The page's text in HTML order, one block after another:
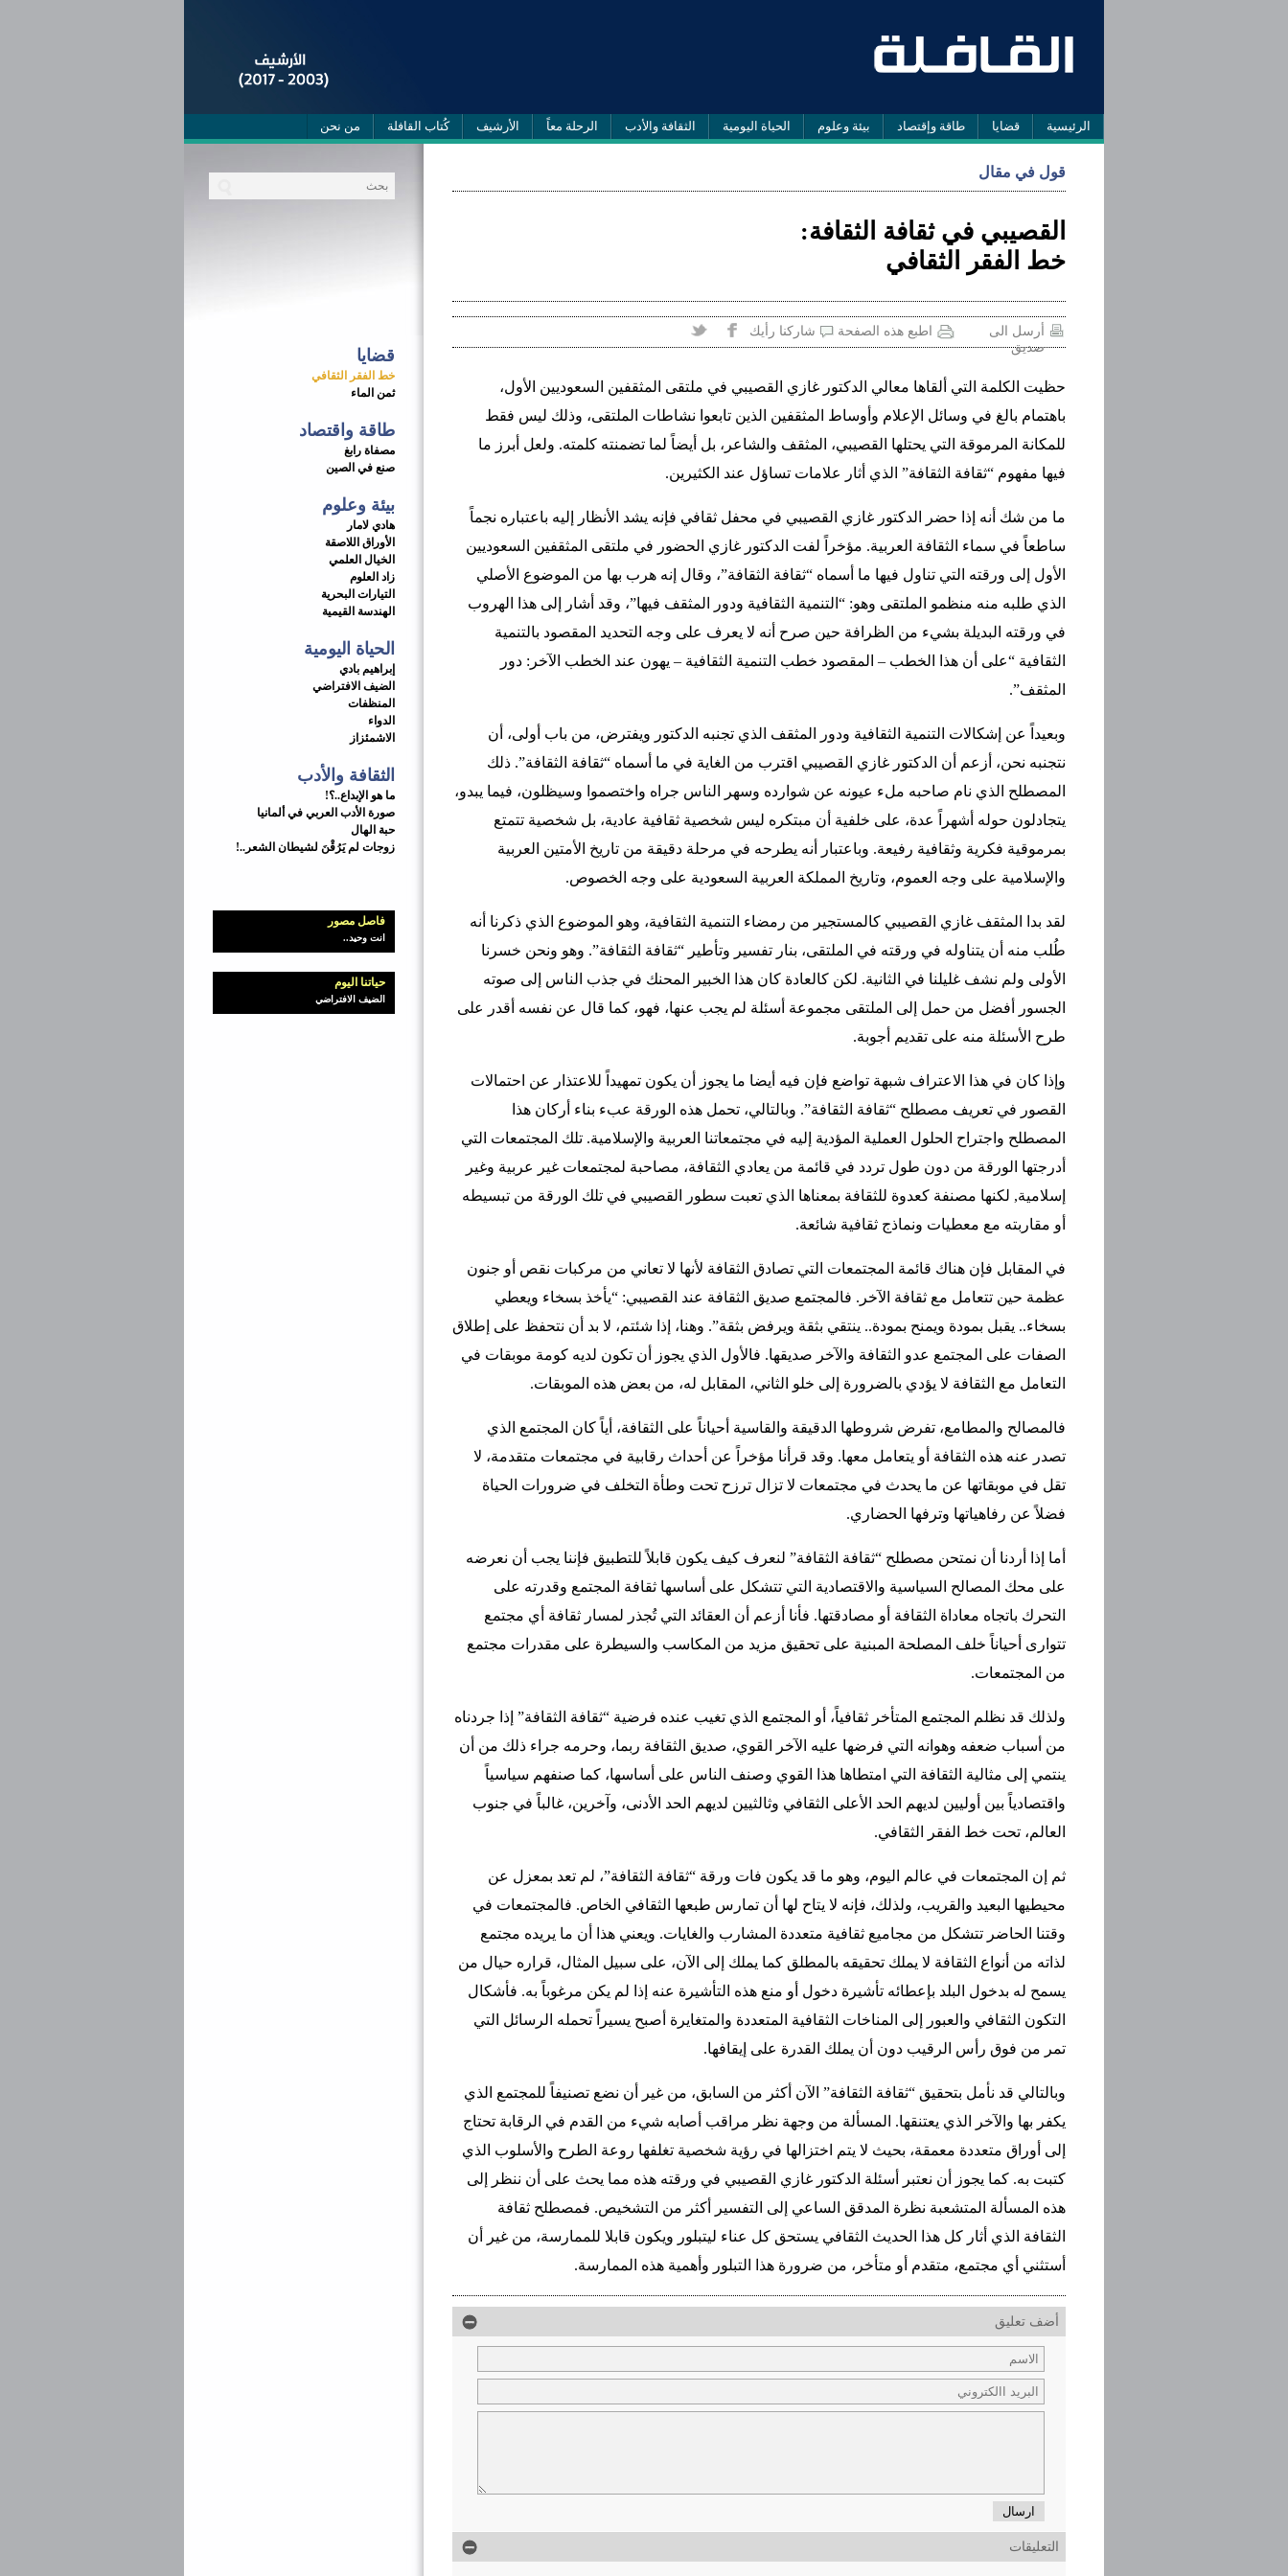
الرئيسية قضايا طاقة وإقتصاد بيئة وعلوم الحياة اليومية الثقافة والأدب الرحلة معاً الأرشيف كُتاب القافلة من نحن
قضايا
خط الفقر الثقافي
ثمن الماء
طاقة واقتصاد
مصفاة رابغ
صنع في الصين
بيئة وعلوم
هادي لامار
الأوراق اللاصقة
الخيال العلمي
زاد العلوم
التيارات البحرية
الهندسة القيمية
الحياة اليومية
إبراهيم بادي
الضيف الافتراضي
المنظفات
الدواء
الاشمئزاز
الثقافة والأدب
ما هو الإبداع..؟!
صورة الأدب العربي في ألمانيا
حبة الهال
زوجات لم يَرُقْنَ لشيطان الشعر..!
فاصل مصور
انت وحيد..
حياتنا اليوم
الضيف الافتراضي
قول في مقال
القصيبي في ثقافة الثقافة:
خط الفقر الثقافي
أرسل الى
صديق
اطبع هذه الصفحة شاركنا رأيك
حظيت الكلمة التي ألقاها معالي الدكتور غازي القصيبي في ملتقى المثقفين السعوديين الأول،
باهتمام بالغ في وسائل الإعلام وأوساط المثقفين الذين تابعوا نشاطات الملتقى، وذلك ليس فقط
للمكانة المرموقة التي يحتلها القصيبي، المثقف والشاعر، بل أيضاً لما تضمنته كلمته. ولعل أبرز ما
فيها مفهوم “ثقافة الثقافة” الذي أثار علامات تساؤل عند الكثيرين.
ما من شك أنه إذا حضر الدكتور غازي القصيبي في محفل ثقافي فإنه يشد الأنظار إليه باعتباره نجماً
ساطعاً في سماء الثقافة العربية. مؤخراً لفت الدكتور غازي الحضور في ملتقى المثقفين السعوديين
الأول إلى ورقته التي تناول فيها ما أسماه “ثقافة الثقافة”، وقال إنه هرب بها من الموضوع الأصلي
الذي طلبه منه منظمو الملتقى وهو: “التنمية الثقافية ودور المثقف فيها”، وقد أشار إلى هذا الهروب
في ورقته البديلة بشيء من الظرافة حين صرح أنه لا يعرف على وجه التحديد المقصود بالتنمية
الثقافية “على أن هذا الخطب – المقصود خطب التنمية الثقافية – يهون عند الخطب الآخر: دور
المثقف”.
وبعيداً عن إشكالات التنمية الثقافية ودور المثقف الذي تجنبه الدكتور ويفترض، من باب أولى، أن
نتجنبه نحن، أزعم أن الدكتور غازي القصيبي اقترب من الغاية في ما أسماه “ثقافة الثقافة”. ذلك
المصطلح الذي نام صاحبه ملء عيونه عن شوارده وسهر الناس جراه واختصموا وسيظلون، فيما يبدو،
يتجادلون حوله أشهراً عدة، على خلفية أن مبتكره ليس شخصية ثقافية عادية، بل شخصية تتمتع
بمرموقية فكرية وثقافية رفيعة. وباعتبار أنه يطرحه في مرحلة دقيقة من تاريخ الأمتين العربية
والإسلامية على وجه العموم، وتاريخ المملكة العربية السعودية على وجه الخصوص.
لقد بدا المثقف غازي القصيبي كالمستجير من رمضاء التنمية الثقافية، وهو الموضوع الذي ذكرنا أنه
طُلب منه أن يتناوله في ورقته في الملتقى، بنار تفسير وتأطير “ثقافة الثقافة”. وهو ونحن خسرنا
الأولى ولم نشف غليلنا في الثانية. لكن كالعادة كان هذا الخبير المحنك في جذب الناس إلى صوته
الجسور أفضل من حمل إلى الملتقى مجموعة أسئلة لم يجب عنها، فهو، كما قال عن نفسه أقدر على
طرح الأسئلة منه على تقديم أجوبة.
وإذا كان في هذا الاعتراف شبهة تواضع فإن فيه أيضا ما يجوز أن يكون تمهيداً للاعتذار عن احتمالات
القصور في تعريف مصطلح “ثقافة الثقافة”. وبالتالي، تحمل هذه الورقة عبء بناء أركان هذا
المصطلح واجتراح الحلول العملية المؤدية إليه في مجتمعاتنا العربية والإسلامية. تلك المجتمعات التي
أدرجتها الورقة من دون طول تردد في قائمة من يعادي الثقافة، مصاحبة لمجتمعات غير عربية وغير
إسلامية, لكنها مصنفة كعدوة للثقافة بمعناها الذي تعبت سطور القصيبي في تلك الورقة من تبسيطه
أو مقاربته مع معطيات ونماذج ثقافية شائعة.
في المقابل فإن هناك قائمة المجتمعات التي تصادق الثقافة لأنها لا تعاني من مركبات نقص أو جنون
عظمة حين تتعامل مع ثقافة الآخر. فالمجتمع صديق الثقافة عند القصيبي: “يأخذ بسخاء ويعطي
بسخاء.. يقبل بمودة ويمنح بمودة.. ينتقي بثقة ويرفض بثقة”. وهنا، إذا شئتم، لا بد أن نتحفظ على إطلاق
الصفات على المجتمع عدو الثقافة والآخر صديقها. فالأول الذي يجوز أن تكون لديه كومة موبقات في
التعامل مع الثقافة لا يؤدي بالضرورة إلى خلو الثاني، المقابل له، من بعض هذه الموبقات.
فالمصالح والمطامع، تفرض شروطها الدقيقة والقاسية أحياناً على الثقافة، أياً كان المجتمع الذي
تصدر عنه هذه الثقافة أو يتعامل معها. وقد قرأنا مؤخراً عن أحداث رقابية في مجتمعات متقدمة، لا
تقل في موبقاتها عن ما يحدث في مجتمعات لا تزال ترزح تحت وطأة التخلف في ضرورات الحياة
فضلاً عن رفاهياتها وترفها الحضاري.
أما إذا أردنا أن نمتحن مصطلح “ثقافة الثقافة” لنعرف كيف يكون قابلاً للتطبيق فإننا يجب أن نعرضه
على محك المصالح السياسية والاقتصادية التي تتشكل على أساسها ثقافة المجتمع وقدرته على
التحرك باتجاه معاداة الثقافة أو مصادقتها. فأنا أزعم أن العقائد التي تُجذر لمسار ثقافة أي مجتمع
تتوارى أحياناً خلف المصلحة المبنية على تحقيق مزيد من المكاسب والسيطرة على مقدرات مجتمع
من المجتمعات.
ولذلك قد نظلم المجتمع المتأخر ثقافياً، أو المجتمع الذي تغيب عنده فرضية “ثقافة الثقافة” إذا جردناه
من أسباب ضعفه وهوانه التي فرضها عليه الآخر القوي، صديق الثقافة ربما، وحرمه جراء ذلك من أن
ينتمي إلى مثالية الثقافة التي امتطاها هذا القوي وصنف الناس على أساسها، كما صنفهم سياسياً
واقتصادياً بين أوليين لديهم الحد الأعلى الثقافي وثالثيين لديهم الحد الأدنى، وآخرين، غالباً في جنوب
العالم، تحت خط الفقر الثقافي.
ثم إن المجتمعات في عالم اليوم، وهو ما قد يكون فات ورقة “ثقافة الثقافة”، لم تعد بمعزل عن
محيطيها البعيد والقريب، ولذلك، فإنه لا يتاح لها أن تمارس طبعها الثقافي الخاص. فالمجتمعات في
وقتنا الحاضر تتشكل من مجاميع ثقافية متعددة المشارب والغايات. ويعني هذا أن ما يريده مجتمع
لذاته من أنواع الثقافة لا يملك تحقيقه بالمطلق كما يملك إلى الآن، على سبيل المثال، قراره حيال من
يسمح له بدخول البلد بإعطائه تأشيرة دخول أو منع هذه التأشيرة عنه إذا لم يكن مرغوباً به. فأشكال
التكون الثقافي والعبور إلى المناخات الثقافية المتعددة والمتغايرة أصبح يسيراً تحمله الرسائل التي
تمر من فوق رأس الرقيب دون أن يملك القدرة على إيقافها.
وبالتالي قد نأمل بتحقيق “ثقافة الثقافة” الآن أكثر من السابق، من غير أن نضع تصنيفاً للمجتمع الذي
يكفر بها والآخر الذي يعتنقها. المسألة من وجهة نظر مراقب أصابه شيء من القدم في الرقابة تحتاج
إلى أوراق متعددة معمقة، بحيث لا يتم اختزالها في رؤية شخصية تغلفها روعة الطرح والأسلوب الذي
كتبت به. كما يجوز أن نعتبر أسئلة الدكتور غازي القصيبي في ورقته هذه مما يحث على أن ننظر إلى
هذه المسألة المتشعبة نظرة المدقق الساعي إلى التفسير أكثر من التشخيص. فمصطلح ثقافة
الثقافة الذي أثار كل هذا الحديث الثقافي يستحق كل عناء ليتبلور ويكون قابلا للممارسة، من غير أن
أستثني أي مجتمع، متقدم أو متأخر، من ضرورة هذا التبلور وأهمية هذه الممارسة.
أضف تعليق
ارسال
التعليقات